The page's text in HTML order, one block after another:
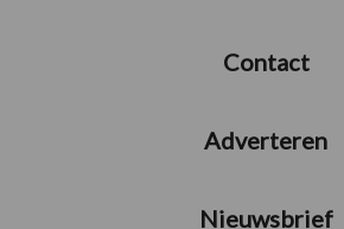
Contact
Adverteren
Nieuwsbrief